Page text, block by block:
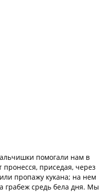
помогали нам в
приседая, через
пропажу кукана; на нем
грабеж средь бела дня. Мы